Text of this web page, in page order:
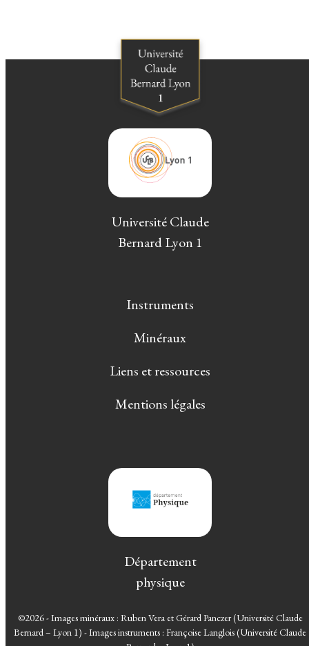
Université Claude
Bernard Lyon 1
Instruments
Minéraux
Liens et ressources
Mentions légales
Département
physique
©2026 - Images minéraux : Ruben Vera et Gérard Panczer (Université Claude
Bernard – Lyon 1) - Images instruments : Françoise Langlois (Université Claude